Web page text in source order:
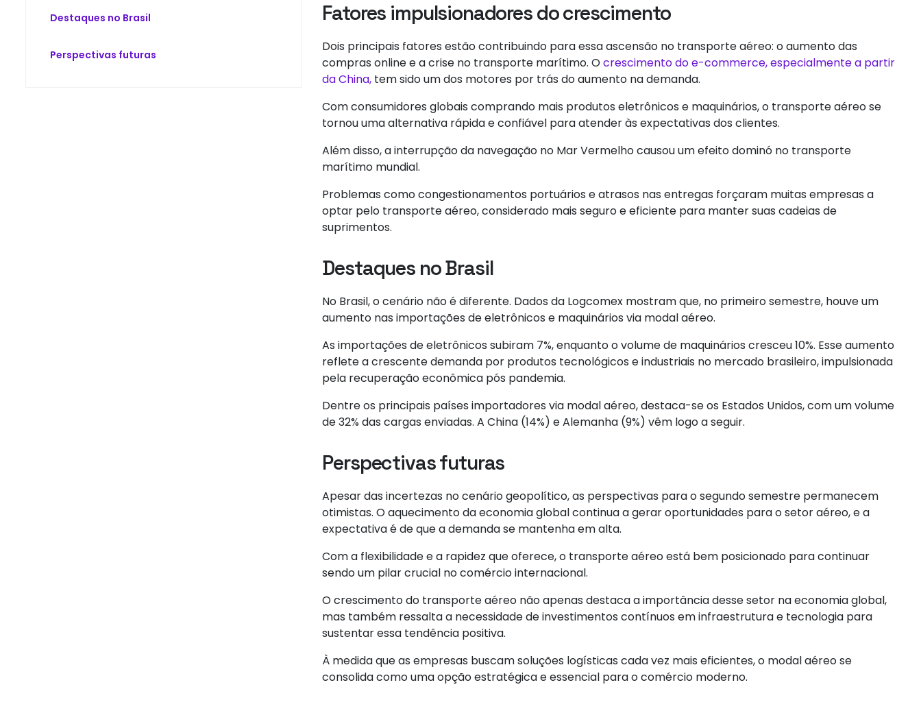
Destaques no Brasil
Perspectivas futuras
Fatores impulsionadores do crescimento
Dois principais fatores estão contribuindo para essa ascensão no transporte aéreo: o aumento das
compras online e a crise no transporte marítimo. Ocrescimento do e-commerce, especialmente a partir
da China, tem sido um dos motores por trás do aumento na demanda.
Com consumidores globais comprando mais produtos eletrônicos e maquinários, o transporte aéreo se
tornou uma alternativa rápida e confiável para atender às expectativas dos clientes.
Além disso, a interrupção da navegação no Mar Vermelho causou um efeito dominó no transporte
marítimo mundial.
Problemas como congestionamentos portuários e atrasos nas entregas forçaram muitas empresas a
optar pelo transporte aéreo, considerado mais seguro e eficiente para manter suas cadeias de
suprimentos.
Destaques no Brasil
No Brasil, o cenário não é diferente. Dados da Logcomex mostram que, no primeiro semestre, houve um
aumento nas importações de eletrônicos e maquinários via modal aéreo.
As importações de eletrônicos subiram 7%, enquanto o volume de maquinários cresceu 10%. Esse aumento
reflete a crescente demanda por produtos tecnológicos e industriais no mercado brasileiro, impulsionada
pela recuperação econômica pós pandemia.
Dentre os principais países importadores via modal aéreo, destaca-se os Estados Unidos, com um volume
de 32% das cargas enviadas. A China (14%) e Alemanha (9%) vêm logo a seguir.
Perspectivas futuras
Apesar das incertezas no cenário geopolítico, as perspectivas para o segundo semestre permanecem
otimistas. O aquecimento da economia global continua a gerar oportunidades para o setor aéreo, e a
expectativa é de que a demanda se mantenha em alta.
Com a flexibilidade e a rapidez que oferece, o transporte aéreo está bem posicionado para continuar
sendo um pilar crucial no comércio internacional.
O crescimento do transporte aéreo não apenas destaca a importância desse setor na economia global,
mas também ressalta a necessidade de investimentos contínuos em infraestrutura e tecnologia para
sustentar essa tendência positiva.
À medida que as empresas buscam soluções logísticas cada vez mais eficientes, o modal aéreo se
consolida como uma opção estratégica e essencial para o comércio moderno.